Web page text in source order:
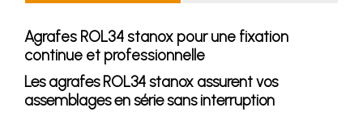
Agrafes ROL34 stanox pour une fixation
continue et professionnelle
Les agrafes ROL34 stanox assurent vos
assemblages en série sans interruption